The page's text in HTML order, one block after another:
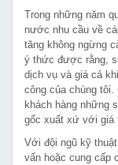
Trong những năm
nước nhu cầu về
tăng không ngừng
ý thức được rằng,
dịch vụ và giá cả
công của chúng
khách hàng những
gốc xuất xứ với giá
Với đội ngũ kỹ
vấn hoặc cung cấp